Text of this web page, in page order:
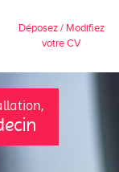
Déposez / Modifiez
votre CV